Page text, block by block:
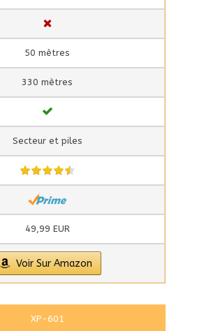
50 mètres
330 mètres
Secteur et piles
49,99 EUR
Voir Sur Amazon
XP-601